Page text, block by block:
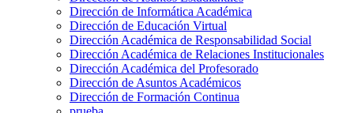
Dirección de Informática Académica
Dirección de Educación Virtual
Dirección Académica de Responsabilidad Social
Dirección Académica de Relaciones Institucionales
Dirección Académica del Profesorado
Dirección de Asuntos Académicos
Dirección de Formación Continua